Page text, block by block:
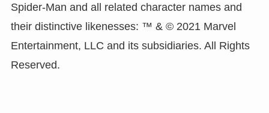
Spider-Man and all related character names and
their distinctive likenesses: ™ & © 2021 Marvel
Entertainment, LLC and its subsidiaries. All Rights
Reserved.